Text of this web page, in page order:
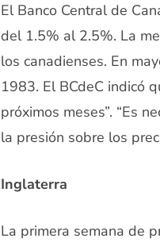
El Banco Central de
del 1.5% al 2.5%. La
los canadienses. En
1983. El BCdeC indicó
próximos meses”. “Es
la presión sobre los
Inglaterra
La primera semana de